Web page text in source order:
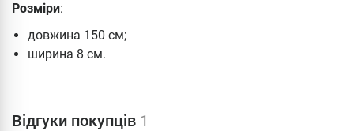
Розміри:
довжина 150 см;
ширина 8 см.
Відгуки покупців 1